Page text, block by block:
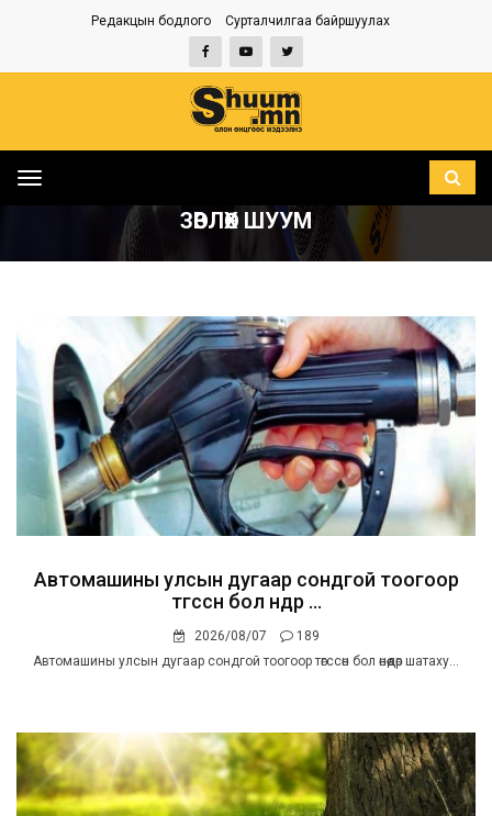
Редакцын бодлого Сурталчилгаа байршуулах
Toggle
ЗӨВЛӨХ ШУУМ
Автомашины улсын дугаар сондгой тоогоор
төгссөн бол өнөөдөр ...
2026/08/07
189
Автомашины улсын дугаар сондгой тоогоор төгссөн бол өнөөдөр шатаху...